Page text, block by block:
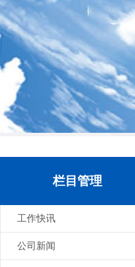
栏目管理
工作快讯
公司新闻